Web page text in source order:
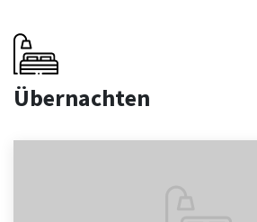
Übernachten